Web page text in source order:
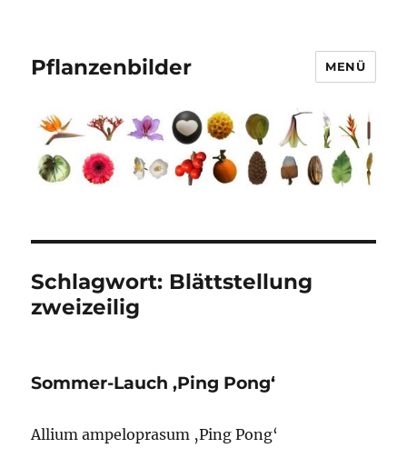
Pflanzenbilder MENÜ
Schlagwort: Blättstellung
zweizeilig
Sommer-Lauch ‚Ping Pong‘
Allium ampeloprasum ‚Ping Pong‘